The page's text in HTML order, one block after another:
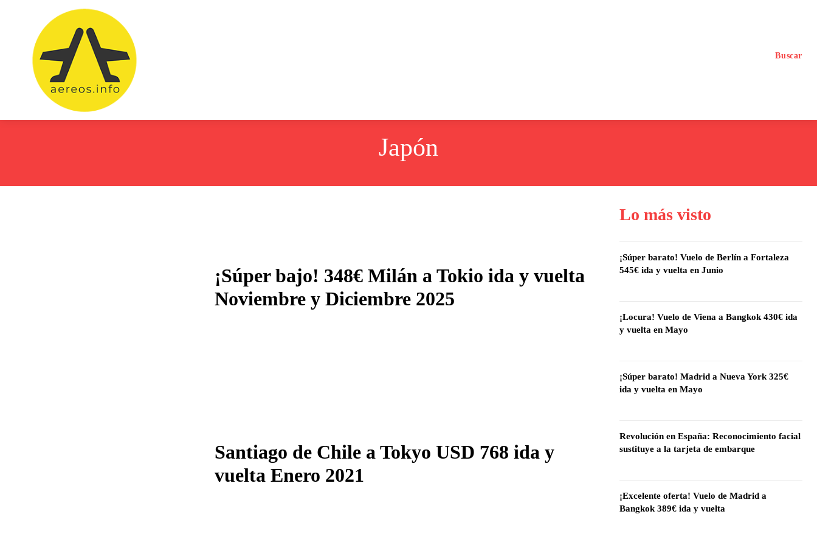
Buscar
Japón
¡Súper bajo! 348€ Milán a Tokio ida y vuelta
Noviembre y Diciembre 2025
Santiago de Chile a Tokyo USD 768 ida y
vuelta Enero 2021
Lo más visto
¡Súper barato! Vuelo de Berlín a Fortaleza
545€ ida y vuelta en Junio
¡Locura! Vuelo de Viena a Bangkok 430€ ida
y vuelta en Mayo
¡Súper barato! Madrid a Nueva York 325€
ida y vuelta en Mayo
Revolución en España: Reconocimiento facial
sustituye a la tarjeta de embarque
¡Excelente oferta! Vuelo de Madrid a
Bangkok 389€ ida y vuelta